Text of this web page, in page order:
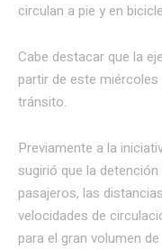
circulan a pie y en
Cabe destacar que la
partir de este
tránsito.
Previamente a la
sugirió que la
pasajeros, las
velocidades de
para el gran volumen